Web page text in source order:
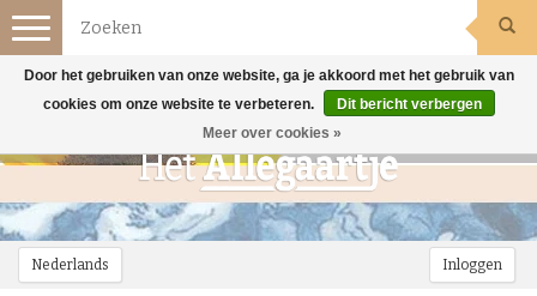
Nederlands Inloggen
Toggle
navigation
Door het gebruiken van onze website, ga je akkoord met het gebruik van
cookies om onze website te verbeteren.
Dit bericht verbergen
Meer over cookies »